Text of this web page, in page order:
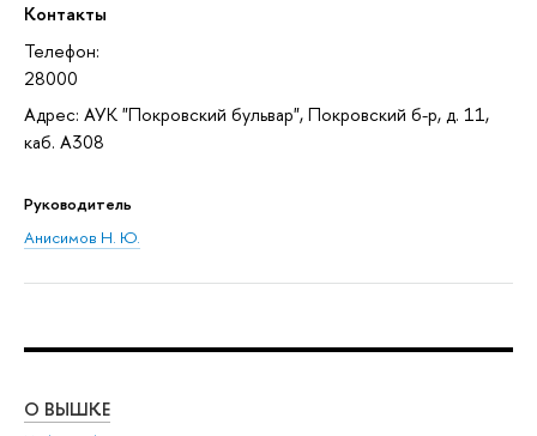
Контакты
Телефон:
28000
Адрес: АУК "Покровский бульвар", Покровский б-р, д. 11,
каб. A308
Руководитель
Анисимов Н. Ю.
О ВЫШКЕ